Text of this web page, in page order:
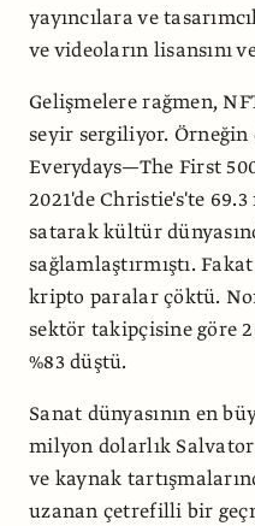
yayıncılara ve
ve videoların lisansını
Gelişmelere rağmen,
seyir sergiliyor. Örneğin
Everydays—The First
2021'de Christie's'te
satarak kültür
sağlamlaştırmıştı.
kripto paralar çöktü.
sektör takipçisine göre
%83 düştü.
Sanat dünyasının en
milyon dolarlık
ve kaynak
uzanan çetrefilli bir